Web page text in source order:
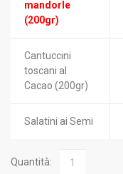
mandorle
(200gr)
Cantuccini
toscani al
Cacao (200gr)
Salatini ai Semi
Quantità: